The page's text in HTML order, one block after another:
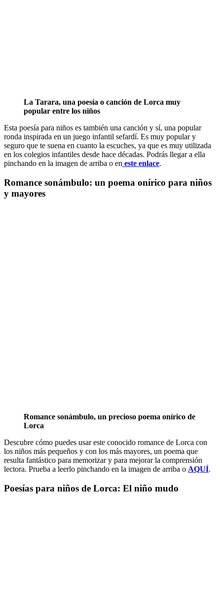
La Tarara, una poesía o canción de Lorca muy
popular entre los niños
Esta poesía para niños es también una canción y sí, una popular
ronda inspirada en un juego infantil sefardí. Es muy popular y
seguro que te suena en cuanto la escuches, ya que es muy utilizada
en los colegios infantiles desde hace décadas. Podrás llegar a ella
pinchando en la imagen de arriba o en este enlace.
Romance sonámbulo: un poema onírico para niños
y mayores
Romance sonámbulo, un precioso poema onírico de
Lorca
Descubre cómo puedes usar este conocido romance de Lorca con
los niños más pequeños y con los más mayores, un poema que
resulta fantástico para memorizar y para mejorar la comprensión
lectora. Prueba a leerlo pinchando en la imagen de arriba o AQUÍ.
Poesías para niños de Lorca: El niño mudo